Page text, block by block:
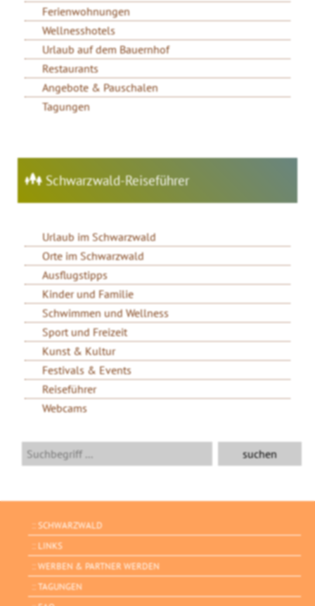
Ferienwohnungen
Wellnesshotels
Urlaub auf dem Bauernhof
Restaurants
Angebote & Pauschalen
Tagungen
Schwarzwald-Reiseführer
Urlaub im Schwarzwald
Orte im Schwarzwald
Ausflugstipps
Kinder und Familie
Schwimmen und Wellness
Sport und Freizeit
Kunst & Kultur
Festivals & Events
Reiseführer
Webcams
SCHWARZWALD
LINKS
WERBEN & PARTNER WERDEN
TAGUNGEN